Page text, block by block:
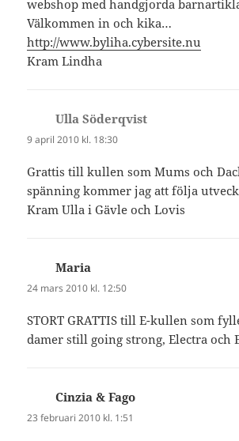
webshop med handgjorda
Välkommen in och kika…
http://www.byliha.cybersite.nu
Kram Lindha
Ulla Söderqvist
9 april 2010 kl. 18:30
Grattis till kullen som Mums och
spänning kommer jag att följa
Kram Ulla i Gävle och Lovis
Maria
24 mars 2010 kl. 12:50
STORT GRATTIS till E-kullen som
damer still going strong, Electra och
Cinzia & Fago
23 februari 2010 kl. 1:51